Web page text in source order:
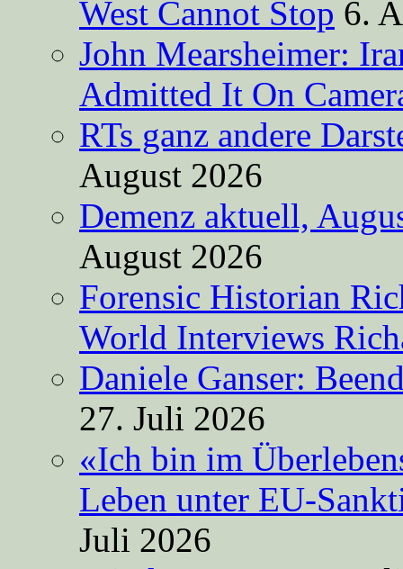
West Cannot Stop 6.
John Mearsheimer:
Admitted It On
RTs ganz andere
August 2026
Demenz aktuell,
August 2026
Forensic Historian
World Interviews
Daniele Ganser:
27. Juli 2026
«Ich bin im
Leben unter EU-
Juli 2026